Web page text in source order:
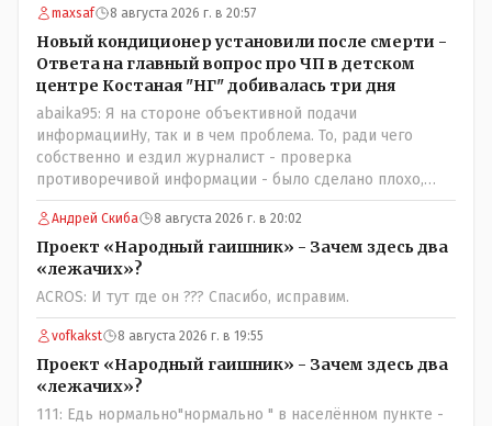
maxsaf 8 августа 2026 г. в 20:57
Новый кондиционер установили после смерти -
Ответа на главный вопрос про ЧП в детском
центре Костаная "НГ" добивалась три дня
abaika95: Я на стороне объективной подачи
информацииНу, так и в чем проблема. То, ради чего
собственно и ездил журналист - проверка
противоречивой информации - было сделано плохо,
редакция это признала и исправила. Объективность
восстановлена.
Андрей Скиба 8 августа 2026 г. в 20:02
Проект «Народный гаишник» - Зачем здесь два
«лежачих»?
ACROS: И тут где он ??? Спасибо, исправим.
vofkakst 8 августа 2026 г. в 19:55
Проект «Народный гаишник» - Зачем здесь два
«лежачих»?
111: Едь нормально"нормально " в населённом пункте -